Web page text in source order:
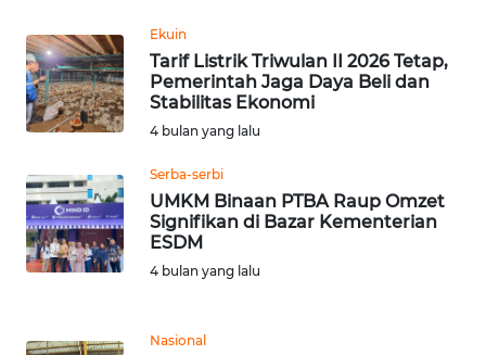
Ekuin
Tarif Listrik Triwulan II 2026 Tetap,
Pemerintah Jaga Daya Beli dan
Stabilitas Ekonomi
4 bulan yang lalu
Serba-serbi
UMKM Binaan PTBA Raup Omzet
Signifikan di Bazar Kementerian
ESDM
4 bulan yang lalu
Nasional
WN
SULSEL
WN
WN
SULUT